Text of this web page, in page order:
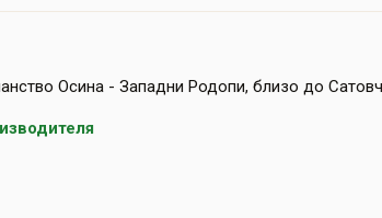
Осина - Западни Родопи, близо до